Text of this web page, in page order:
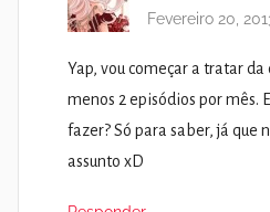
Fevereiro 20,
Yap, vou começar a tratar da
menos 2 episódios por mês.
fazer? Só para saber, já que
assunto xD